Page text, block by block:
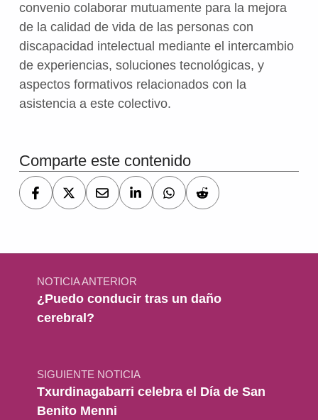
convenio colaborar mutuamente para la mejora
de la calidad de vida de las personas con
discapacidad intelectual mediante el intercambio
de experiencias, soluciones tecnológicas, y
aspectos formativos relacionados con la
asistencia a este colectivo.
Comparte este contenido
Navegación de entradas
NOTICIA ANTERIOR
¿Puedo conducir tras un daño
cerebral?
SIGUIENTE NOTICIA
Txurdinagabarri celebra el Día de San
Benito Menni